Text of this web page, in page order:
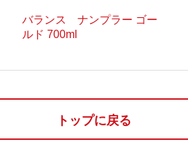
バランス ナンプラー ゴー
ルド 700ml
トップに戻る